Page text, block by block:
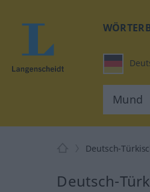
Deutsch-
Deutsch-